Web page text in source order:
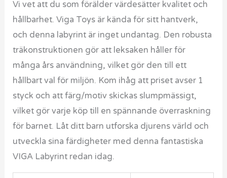
Vi vet att du som förälder värdesätter kvalitet och
hållbarhet. Viga Toys är kända för sitt hantverk,
och denna labyrint är inget undantag. Den robusta
träkonstruktionen gör att leksaken håller för
många års användning, vilket gör den till ett
hållbart val för miljön. Kom ihåg att priset avser 1
styck och att färg/motiv skickas slumpmässigt,
vilket gör varje köp till en spännande överraskning
för barnet. Låt ditt barn utforska djurens värld och
utveckla sina färdigheter med denna fantastiska
VIGA Labyrint redan idag.